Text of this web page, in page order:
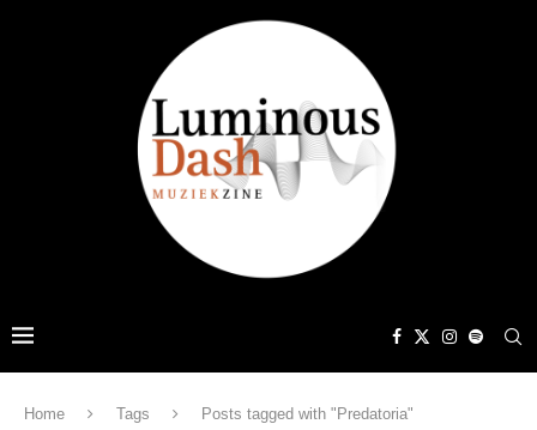
Home Tags Posts tagged with "Predatoria"